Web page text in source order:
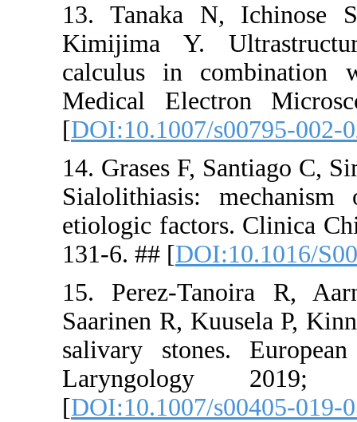
13.
Kimijima
calculus
Medical
[
14. Grases
etiologic
131-6. ## [
15.
Saarinen
salivary
[